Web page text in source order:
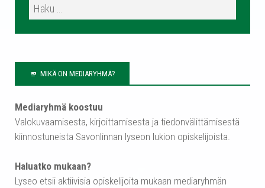
MIKÄ ON MEDIARYHMÄ?
Mediaryhmä koostuu
Valokuvaamisesta, kirjoittamisesta ja tiedonvälittämisestä
kiinnostuneista Savonlinnan lyseon lukion opiskelijoista.
Haluatko mukaan?
Lyseo etsii aktiivisia opiskelijoita mukaan mediaryhmän